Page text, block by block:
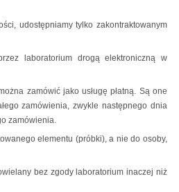
udostępniamy tylko zakontraktowanym
laboratorium drogą elektroniczną w
zamówić jako usługę płatną. Są one
zamówienia, zwykle następnego dnia
zamówienia.
elementu (próbki), a nie do osoby,
bez zgody laboratorium inaczej niż